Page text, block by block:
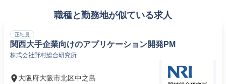
職種と勤務地が似ている求人
正社員
関西大手企業向けのアプリケーション開発PM
株式会社野村総合研究所
大阪府大阪市北区中之島